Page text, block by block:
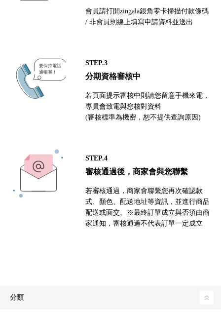
會員請打開zingala銀角零卡掃描付款條碼
/ 非會員則線上填寫申請資料並送出
STEP.3
分期資格審核中
若頁面提示審核中則請您留意手機來電，
專員會致電與您核對資料
(審核標準為機密，恕不提供查詢原因)
STEP.4
審核通過後，商家會與您聯繫
若審核通過，商家會聯繫您再次確認款
式、顏色、配送地址等資訊，並進行商品
配送或面交。※最終訂單成立與否須由商
家通知，審核通過不代表訂單一定成立
分類